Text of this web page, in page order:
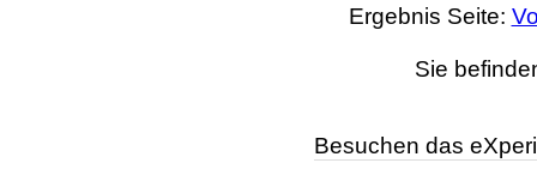
Ergebnis Seite:
Sie
Besuchen das